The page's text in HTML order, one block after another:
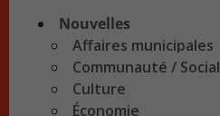
Nouvelles
Affaires municipales
Communauté / Social
Culture
Économie